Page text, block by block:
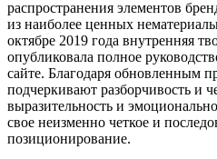
распространения элементов
из наиболее ценных
октябре 2019 года внутренняя
опубликовала полное
сайте. Благодаря обновленным
подчеркивают разборчивость и
выразительность и
свое неизменно четкое и
позиционирование.